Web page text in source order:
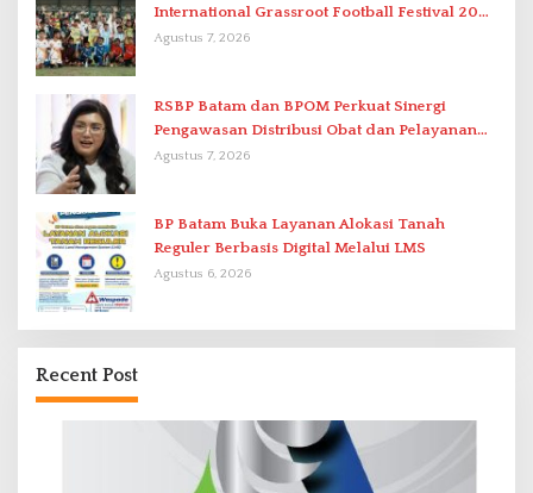
International Grassroot Football Festival 2026
di Stadion Temenggung Abdul Jamal
Agustus 7, 2026
RSBP Batam dan BPOM Perkuat Sinergi
Pengawasan Distribusi Obat dan Pelayanan
Kefarmasian
Agustus 7, 2026
BP Batam Buka Layanan Alokasi Tanah
Reguler Berbasis Digital Melalui LMS
Agustus 6, 2026
Recent Post